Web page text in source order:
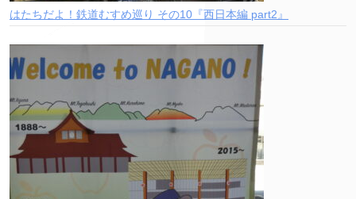
はたちだよ！鉄道むすめ巡り その10『西日本編 part2』